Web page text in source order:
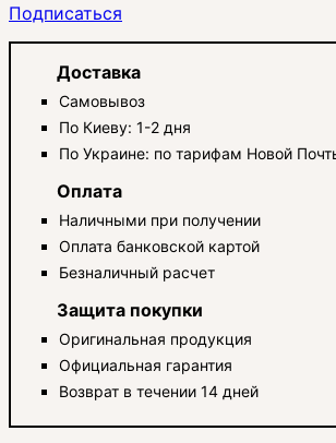
Подписаться
Доставка
Самовывоз
По Киеву: 1-2 дня
По Украине: по тарифам Новой
Оплата
Наличными при получении
Оплата банковской картой
Безналичный расчет
Защита покупки
Оригинальная продукция
Официальная гарантия
Возврат в течении 14 дней